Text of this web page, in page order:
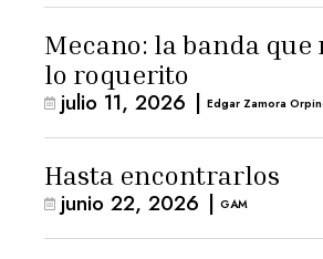
Mecano: la banda que
lo roquerito
julio 11, 2026 | Edgar Zamora
Hasta encontrarlos
junio 22, 2026 | GAM